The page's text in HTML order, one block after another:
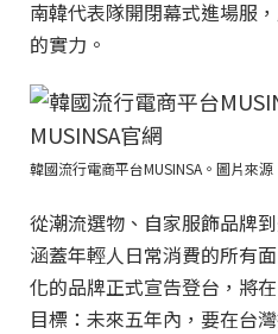
南韓代表隊開閉幕式進場服
的實力。
韓國流行電商平台MUSINSA。圖片來源
從潮流選物、自家服飾品牌
涵蓋年輕人日常消費的所有
化的品牌正式宣告登台，將
目標：未來五年內，要在台